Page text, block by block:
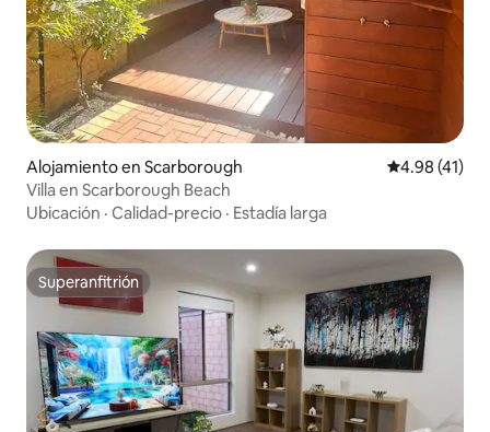
Alojamiento en Scarborough Calificación
4.98 (41)
Villa en Scarborough Beach
Ubicación · Calidad-precio · Estadía larga
Superanfitrión
Superanfitrión